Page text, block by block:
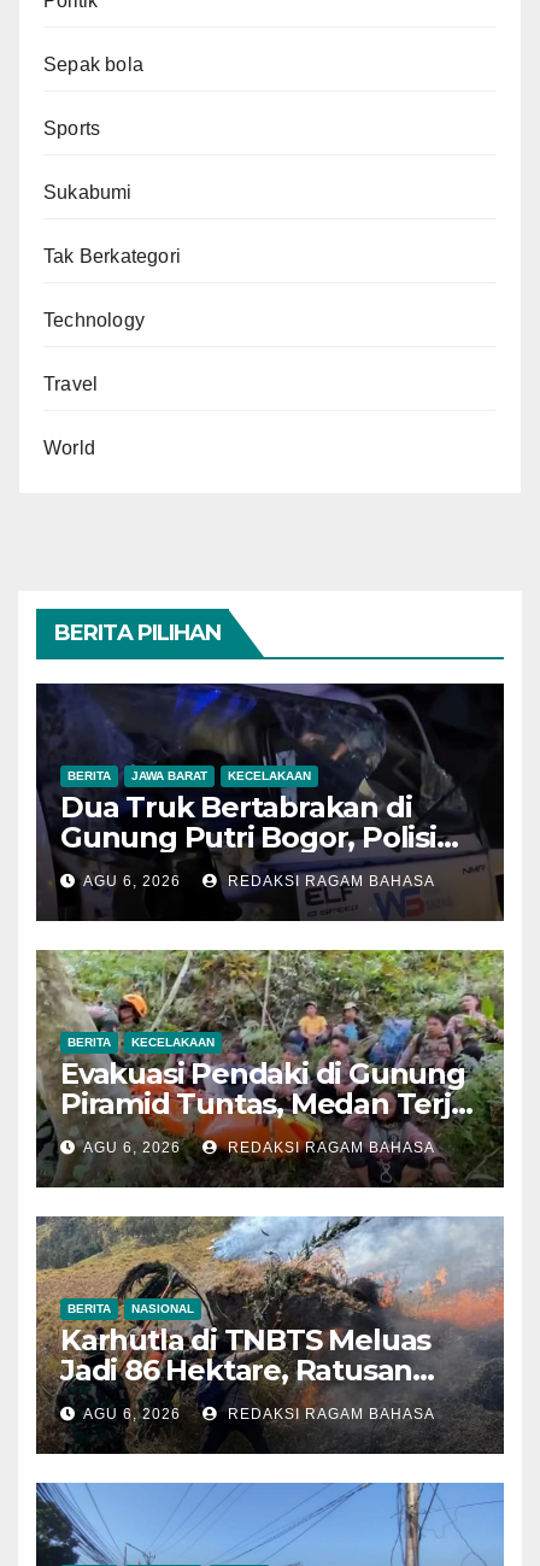
Sepak bola
Sports
Sukabumi
Tak Berkategori
Technology
Travel
World
BERITA PILIHAN
BERITA JAWA BARAT KECELAKAAN
Dua Truk Bertabrakan di
Gunung Putri Bogor, Polisi
Imbau Pengemudi
Tingkatkan Kewaspadaan
AGU 6, 2026 REDAKSI RAGAM BAHASA
BERITA KECELAKAAN
Evakuasi Pendaki di Gunung
Piramid Tuntas, Medan Terjal
Jadi Tantangan Utama
AGU 6, 2026 REDAKSI RAGAM BAHASA
BERITA NASIONAL
Karhutla di TNBTS Meluas
Jadi 86 Hektare, Ratusan
Personel Berjibaku Cegah
Api Merembet
AGU 6, 2026 REDAKSI RAGAM BAHASA